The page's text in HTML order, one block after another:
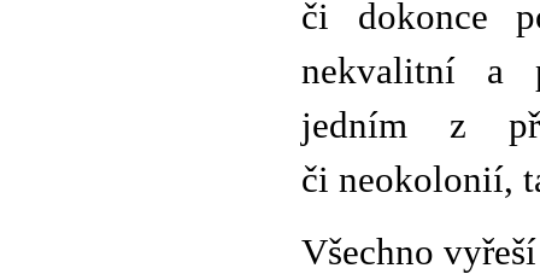
či dokonce
nekvalitní a
jedním z
či neokolonií,
Všechno